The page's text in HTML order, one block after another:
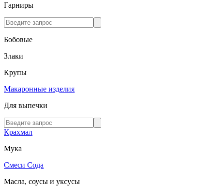
Гарниры
Бобовые
Злаки
Крупы
Макаронные изделия
Для выпечки
Крахмал
Мука
Смеси Сода
Масла, соусы и уксусы